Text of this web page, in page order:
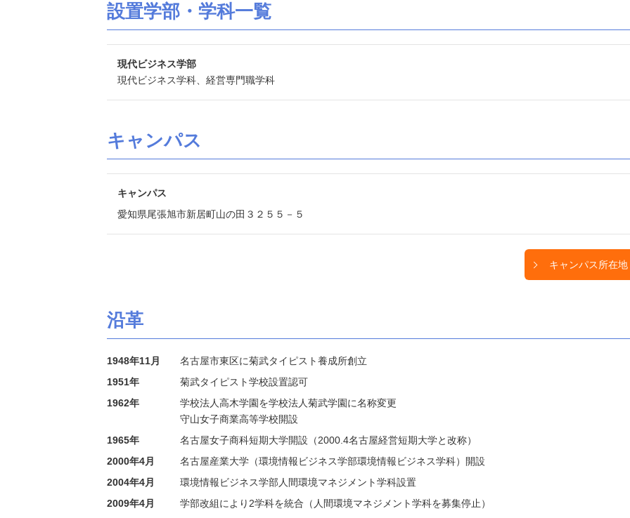
設置学部・学科一覧
現代ビジネス学部
現代ビジネス学科、経営専門職学科
キャンパス
キャンパス
愛知県尾張旭市新居町山の田３２５５－５
キャンパス所在地
沿革
1948年11月
名古屋市東区に菊武タイピスト養成所創立
1951年
菊武タイピスト学校設置認可
1962年
学校法人高木学園を学校法人菊武学園に名称変更
守山女子商業高等学校開設
1965年
名古屋女子商科短期大学開設（2000.4名古屋経営短期大学と改称）
2000年4月
名古屋産業大学（環境情報ビジネス学部環境情報ビジネス学科）開設
2004年4月
環境情報ビジネス学部人間環境マネジメント学科設置
2009年4月
学部改組により2学科を統合（人間環境マネジメント学科を募集停止）